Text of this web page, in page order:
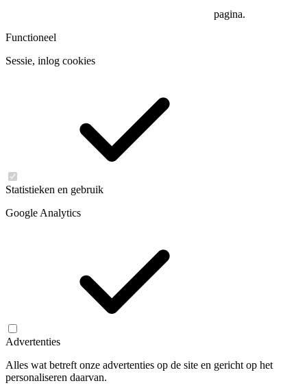
pagina.
Functioneel
Sessie, inlog cookies
Statistieken en gebruik
Google Analytics
Advertenties
Alles wat betreft onze advertenties op de site en gericht op het
personaliseren daarvan.